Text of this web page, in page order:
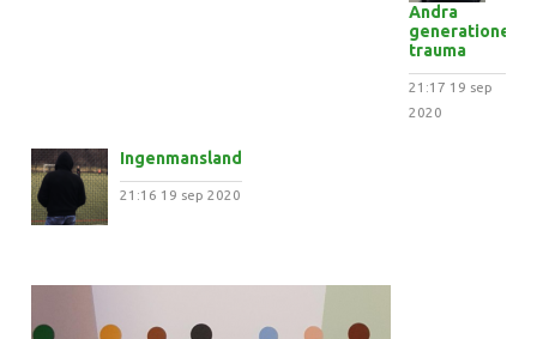
Andra
generationens
trauma
21:17 19 sep
2020
Ingenmansland
21:16 19 sep 2020